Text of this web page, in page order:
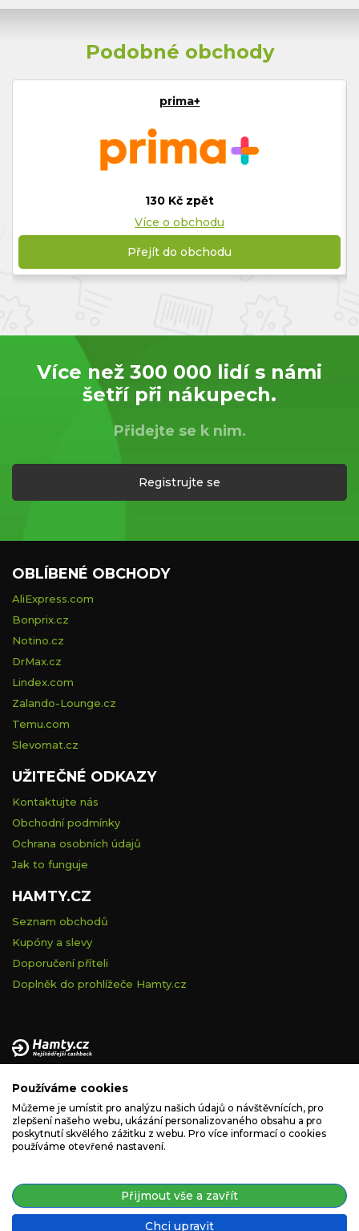
Podobné obchody
prima+
130 Kč zpět
Více o obchodu
Přejít do obchodu
Více než 300 000 lidí s námi
šetří při nákupech.
Přidejte se k nim.
Registrujte se
sídlem Na vápence 2885/2a, 130 00 Praha 3, IČ: 05228972,
zapsaná v obchodním rejstříku vedeném Městským soudem v
Praze, spisová značka C 260335.
podpora@hamty.cz
OBLÍBENÉ OBCHODY
AliExpress.com
Bonprix.cz
Notino.cz
DrMax.cz
Lindex.com
Zalando-Lounge.cz
Temu.com
Slevomat.cz
UŽITEČNÉ ODKAZY
Kontaktujte nás
Obchodní podmínky
Ochrana osobních údajů
Jak to funguje
HAMTY.CZ
Seznam obchodů
Kupóny a slevy
Doporučení příteli
Doplněk do prohlížeče Hamty.cz
Používáme cookies
Můžeme je umístit pro analýzu našich údajů o návštěvnících, pro
zlepšení našeho webu, ukázání personalizovaného obsahu a pro
poskytnutí skvělého zážitku z webu. Pro více informací o cookies
používáme otevřené nastavení.
Přijmout vše a zavřít
Chci upravit